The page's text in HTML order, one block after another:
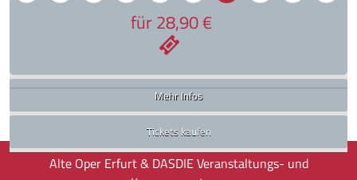
für 28,90 €
Mehr Infos
Tickets kaufen
Startseite Alle Veranstaltungsorte Kabarett Erfurter Puffbohne
Alte Oper Erfurt & DASDIE Veranstaltungs- und